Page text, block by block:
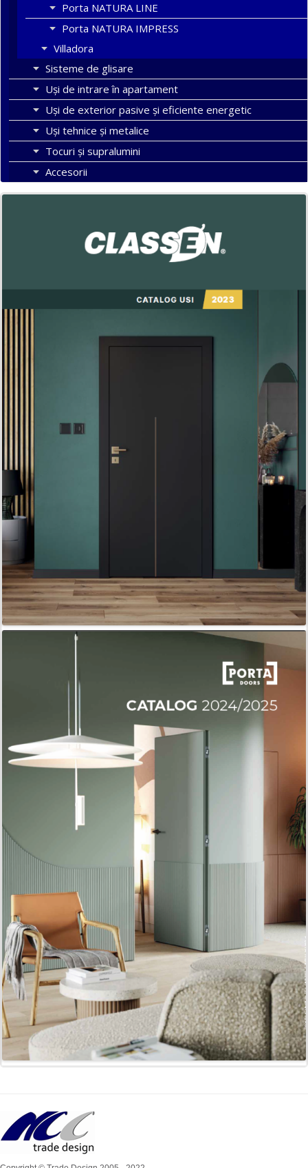
Porta NATURA LINE
Porta NATURA IMPRESS
Villadora
Sisteme de glisare
Uși de intrare în apartament
Uşi de exterior pasive şi eficiente energetic
Uși tehnice și metalice
Tocuri şi supralumini
Accesorii